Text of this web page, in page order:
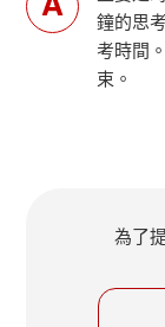
鐘的思
考時間
束。
為了